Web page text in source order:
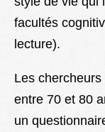
facultés
lecture).
Les
entre 70 et 80
un